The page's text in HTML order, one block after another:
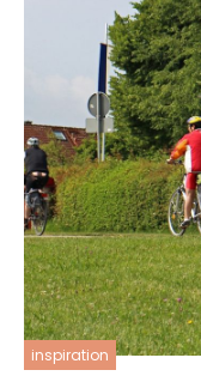
inspiration